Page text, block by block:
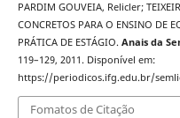
PARDIM GOUVEIA, Relicler;
CONCRETOS PARA O ENSINO DE
PRÁTICA DE ESTÁGIO. Anais da
119–129, 2011. Disponível em:
https://periodicos.ifg.edu.br/
Fomatos de Citação